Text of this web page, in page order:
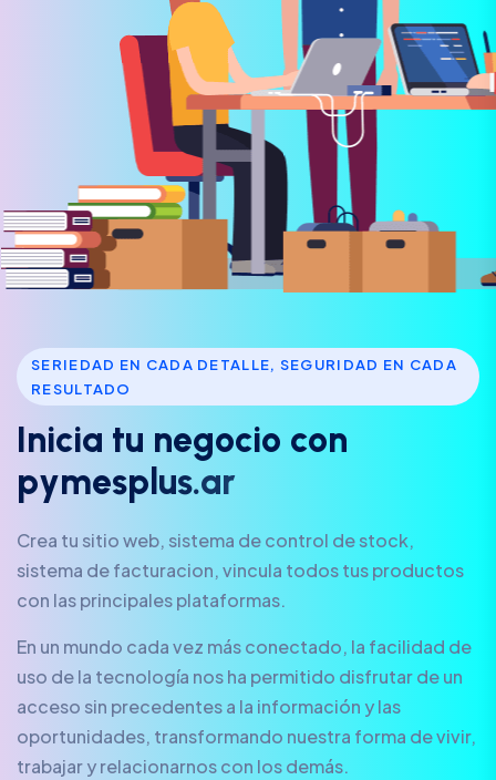
SERIEDAD EN CADA DETALLE, SEGURIDAD EN CADA
RESULTADO
Inicia tu negocio con
pymesp us.ar
Crea tu sitio web, sistema de control de stock,
sistema de facturacion, vincula todos tus productos
con las principales plataformas.
En un mundo cada vez más conectado, la facilidad de
uso de la tecnología nos ha permitido disfrutar de un
acceso sin precedentes a la información y las
oportunidades, transformando nuestra forma de vivir,
trabajar y relacionarnos con los demás.